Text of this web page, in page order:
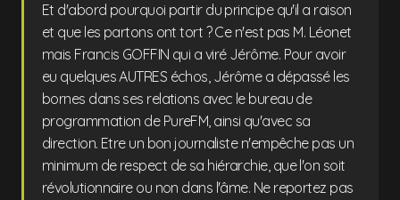
Et d'abord pourquoi partir du principe qu'il a raison
et que les partons ont tort ? Ce n'est pas M. Léonet
mais Francis GOFFIN qui a viré Jérôme. Pour avoir
eu quelques AUTRES échos, Jérôme a dépassé les
bornes dans ses relations avec le bureau de
programmation de PureFM, ainsi qu'avec sa
direction. Etre un bon journaliste n'empêche pas un
minimum de respect de sa hiérarchie, que l'on soit
révolutionnaire ou non dans l'âme. Ne reportez pas